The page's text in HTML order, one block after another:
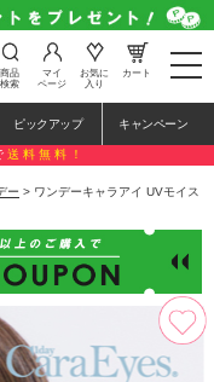
t
o
e
n
a
a
i
o
n
商品
検索
マイ
ページ
お気に
入り
カート
ピックアップ キャンペーン
送料無料！
ー > ワンデーキャラアイ UVモイス